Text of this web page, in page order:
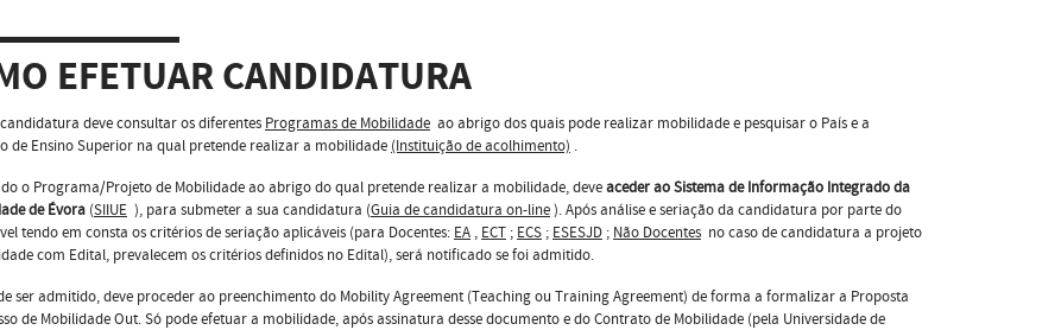
EFETUAR CANDIDATURA
deve consultar os diferentes Programas de Mobilidade ao abrigo dos quais pode realizar mobilidade e pesquisar o País e a
de Ensino Superior na qual pretende realizar a mobilidade (Instituição de acolhimento) .
o Programa/Projeto de Mobilidade ao abrigo do qual pretende realizar a mobilidade, deveaceder ao Sistema de Informação Integrado da
de Évora (SIIUE ), para submeter a sua candidatura (Guia de candidatura on-line). Após análise e seriação da candidatura por parte do
tendo em consta os critérios de seriação aplicáveis (para Docentes: EA , ECT ; ECS ; ESESJD ; Não Docentes no caso de candidatura a projeto
com Edital, prevalecem os critérios definidos no Edital), será notificado se foi admitido.
ser admitido, deve proceder ao preenchimento do Mobility Agreement (Teaching ou Training Agreement) de forma a formalizar a Proposta
de Mobilidade Out. Só pode efetuar a mobilidade, após assinatura desse documento e do Contrato de Mobilidade (pela Universidade de